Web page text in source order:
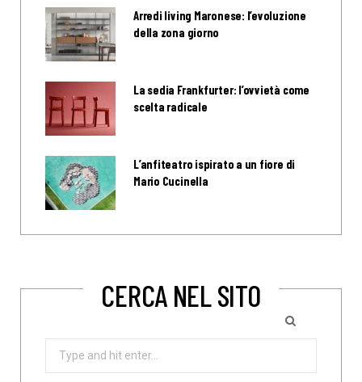
Arredi living Maronese: l’evoluzione
della zona giorno
La sedia Frankfurter: l’ovvietà come
scelta radicale
L’anfiteatro ispirato a un fiore di
Mario Cucinella
CERCA NEL SITO
Search